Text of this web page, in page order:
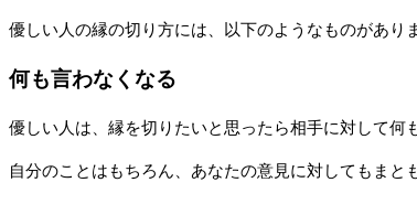
優しい人の縁の切り方には、以下のようなものがあり
何も言わなくなる
優しい人は、縁を切りたいと思ったら相手に対して何
自分のことはもちろん、あなたの意見に対してもまと